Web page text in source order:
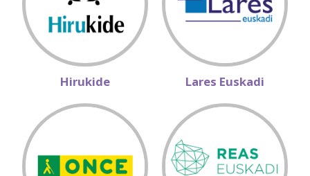
Hirukide Lares Euskadi